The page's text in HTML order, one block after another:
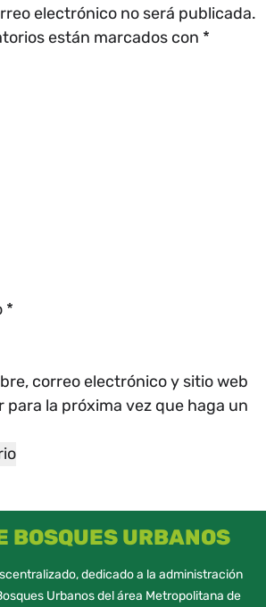
electrónico no será publicada.
están marcados con *
*
correo electrónico y sitio web
para la próxima vez que haga un
BOSQUES URBANOS
dedicado a la administración
Urbanos del área Metropolitana de